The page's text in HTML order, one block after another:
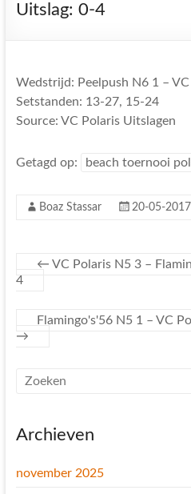
Uitslag: 0-4
Wedstrijd: Peelpush N6 1 –
Setstanden: 13-27, 15-24
Source: VC Polaris Uitslagen
Getagd op: beach toernooi
Boaz Stassar 20-05-2017
← VC Polaris N5 3 –
4
Flamingo's'56 N5 1 – VC
→
Archieven
november 2025